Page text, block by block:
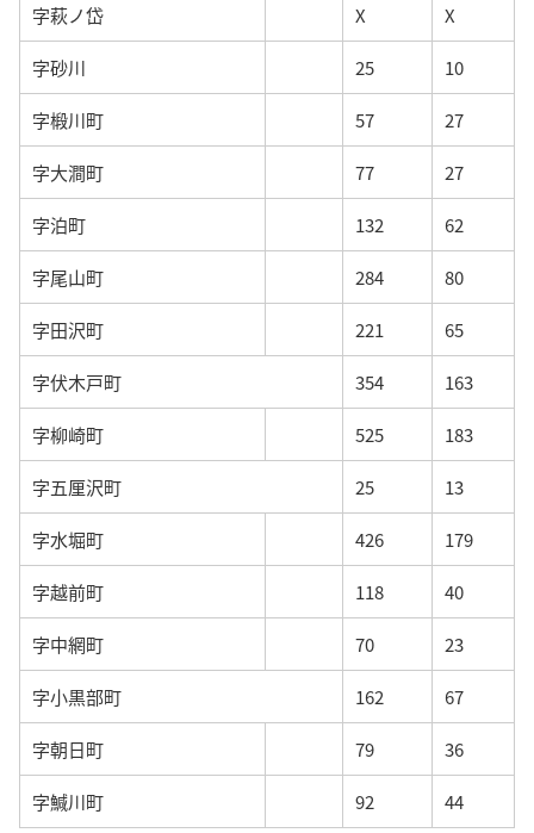
字萩ノ岱 X X
字砂川 25 10
字椴川町 57 27
字大澗町 77 27
字泊町 132 62
字尾山町 284 80
字田沢町 221 65
字伏木戸町 354 163
字柳崎町 525 183
字五厘沢町 25 13
字水堀町 426 179
字越前町 118 40
字中網町 70 23
字小黒部町 162 67
字朝日町 79 36
字鰔川町 92 44